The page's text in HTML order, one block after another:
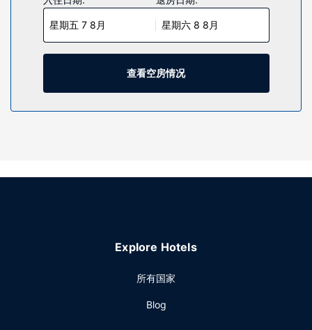
用品和吹风机。便利设施包括书桌和茶具/咖啡用具；而且每天
提供客房服务。
您可到露台和花园欣赏美景，还可利用免费 WiFi等服务和设
其他设施
星期五 7 8月 星期六 8 8月
查看空房情况
Explore Hotels
所有国家
Blog